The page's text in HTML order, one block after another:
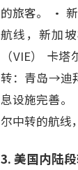
的旅客。 •
航线，新加
（VIE） 卡
转：青岛→迪
息设施完善
尔中转的航线
3. 美国内陆